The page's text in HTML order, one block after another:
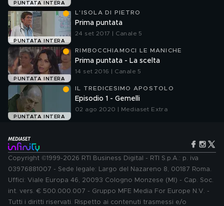
PUNTATA INTERA
PUNTATA INTERA
L'ISOLA DI PIETRO
Prima puntata
24 set 2017 | Canale 5
PUNTATA INTERA
RIMBOCCHIAMOCI LE MANICHE
Prima puntata - La scelta
14 set 2016 | Canale 5
PUNTATA INTERA
IL TREDICESIMO APOSTOLO
Episodio 1 - Gemelli
02 ago 2020 | Mediaset Extra
Copyright ©1999-2026 RTI Business Digital - RTI S.p.A.: p. iva
03976881007 - Sede legale: Largo del Nazareno 8, 00187 Roma.
Uffici: Viale Europa 46, 20093 Cologno Monzese (MI) - Cap. Soc.
int. vers. € 500.000.007 - Gruppo MFE Media For Europe N.V. -
Tutti i diritti riservati. Rispetto ai contenuti trasmessi e/o